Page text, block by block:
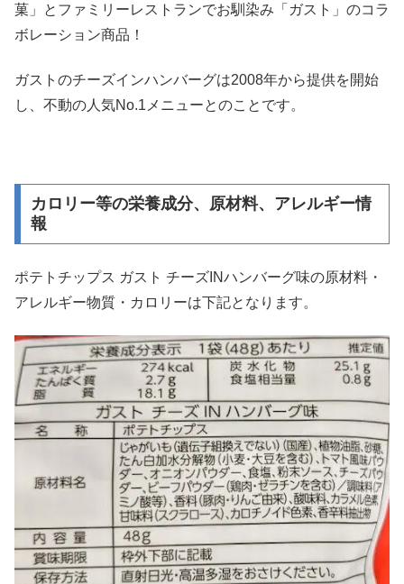
菓」とファミリーレストランでお馴染み「ガスト」のコラ
ボレーション商品！
ガストのチーズインハンバーグは2008年から提供を開始
し、不動の人気No.1メニューとのことです。
カロリー等の栄養成分、原材料、アレルギー情
報
ポテトチップス ガスト チーズINハンバーグ味の原材料・
アレルギー物質・カロリーは下記となります。